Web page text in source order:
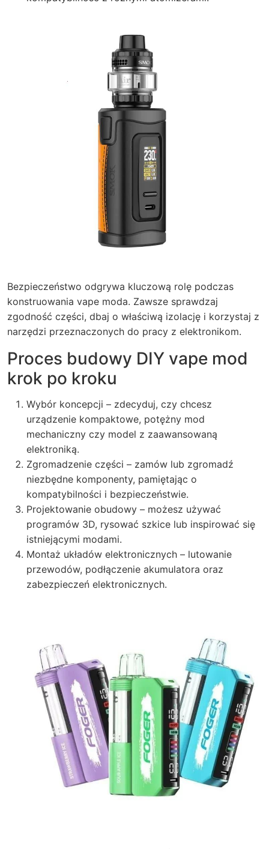
Bezpieczeństwo odgrywa kluczową rolę podczas
konstruowania vape moda. Zawsze sprawdzaj
zgodność części, dbaj o właściwą izolację i korzystaj z
narzędzi przeznaczonych do pracy z elektronikom.
Proces budowy DIY vape mod
krok po kroku
Wybór koncepcji – zdecyduj, czy chcesz
urządzenie kompaktowe, potężny mod
mechaniczny czy model z zaawansowaną
elektroniką.
Zgromadzenie części – zamów lub zgromadź
niezbędne komponenty, pamiętając o
kompatybilności i bezpieczeństwie.
Projektowanie obudowy – możesz używać
programów 3D, rysować szkice lub inspirować się
istniejącymi modami.
Montaż układów elektronicznych – lutowanie
przewodów, podłączenie akumulatora oraz
zabezpieczeń elektronicznych.